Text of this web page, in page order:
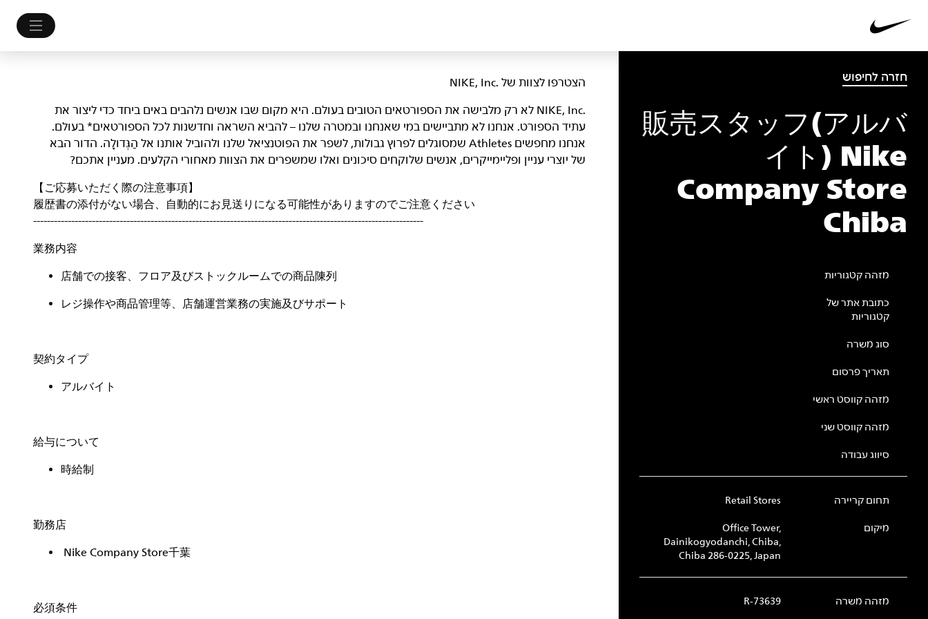
חזרה לחיפוש
販売スタッフ(アルバ
イト) Nike
Company Store
Chiba
מזהה קטגוריות
כתובת אתר של
קטגוריות
סוג משרה
תאריך פרסום
מזהה קווסט ראשי
מזהה קווסט שני
סיווג עבודה
תחום קריירה Retail Stores
מיקום
Office Tower,
Dainikogyodanchi, Chiba,
Chiba 286-0225, Japan
מזהה משרה R-73639
הצטרפו לצוות של NIKE, Inc.‎‏
NIKE, Inc.‎ לא רק מלבישה את הספורטאים הטובים בעולם. היא מקום שבו אנשים נלהבים באים ביחד כדי ליצור את
עתיד הספורט. אנחנו לא מתביישים במי שאנחנו ובמטרה שלנו – להביא השראה וחדשנות לכל הספורטאים* בעולם.
אנחנו מחפשים Athletes שמסוגלים לפרוץ גבולות, לשפר את הפוטנציאל שלנו ולהוביל אותנו אל הַגְּדוּלָה. הדור הבא
של יוצרי עניין ופליימייקרים, אנשים שלוקחים סיכונים ואלו שמשפרים את הצוות מאחורי הקלעים. מעניין אתכם?
【ご応募いただく際の注意事項】
履歴書の添付がない場合、自動的にお見送りになる可能性がありますのでご注意ください
-----------------------------------------------------------------------------------------------------------------
業務内容
店舗での接客、フロア及びストックルームでの商品陳列
レジ操作や商品管理等、店舗運営業務の実施及びサポート
契約タイプ
アルバイト
給与について
時給制
勤務店
Nike Company Store千葉
必須条件